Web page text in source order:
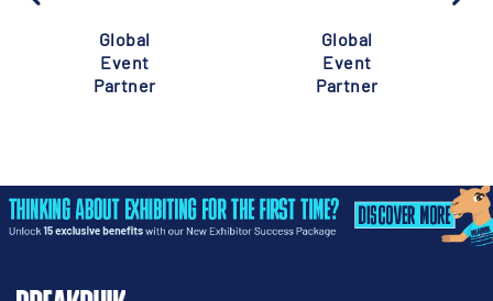
Global
Event
Partner
Global
Event
Partner